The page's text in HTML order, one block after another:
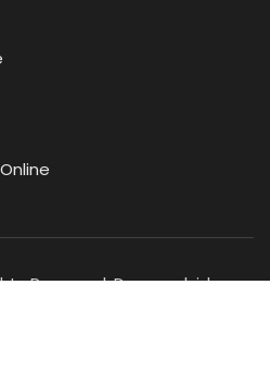
Reserved. Desenvolvido por